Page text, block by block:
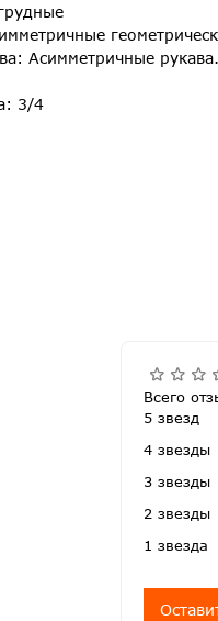
Асимметричные
3/4
Всего
5 звезд
4 звезды
3 звезды
2 звезды
1 звезда